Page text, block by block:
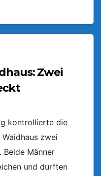
Zwei
kontrollierte die
zwei
Beide Männer
und durften